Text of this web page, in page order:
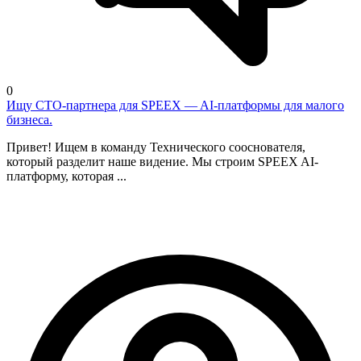
0
Ищу CTO-партнера для SPEEX — AI-платформы для малого
бизнеса.
Привет! Ищем в команду Технического сооснователя,
который разделит наше видение. Мы строим SPEEX AI-
платформу, которая ...